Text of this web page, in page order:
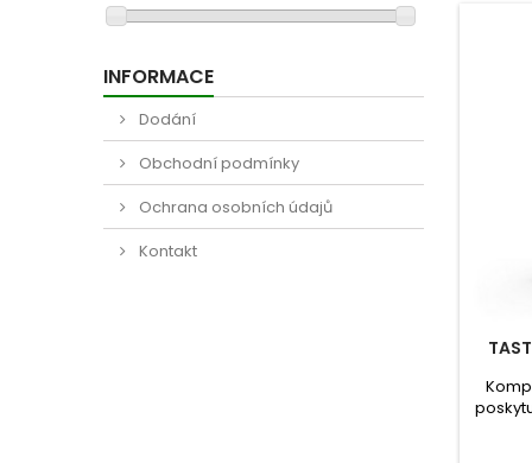
INFORMACE
Dodání
Obchodní podmínky
Ochrana osobních údajů
Kontakt